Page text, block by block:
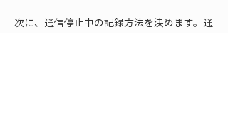
次に、通信停止中の記録方法を決めます。通
信が使えないからといって記録を後回しにす